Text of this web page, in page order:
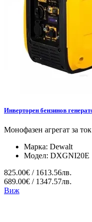
Инверторен бензинов
Монофазен агрегат за
Марка: Dewalt
Модел: DXGNI20E
825.00€ / 1613.56лв.
689.00€ / 1347.57лв.
Виж